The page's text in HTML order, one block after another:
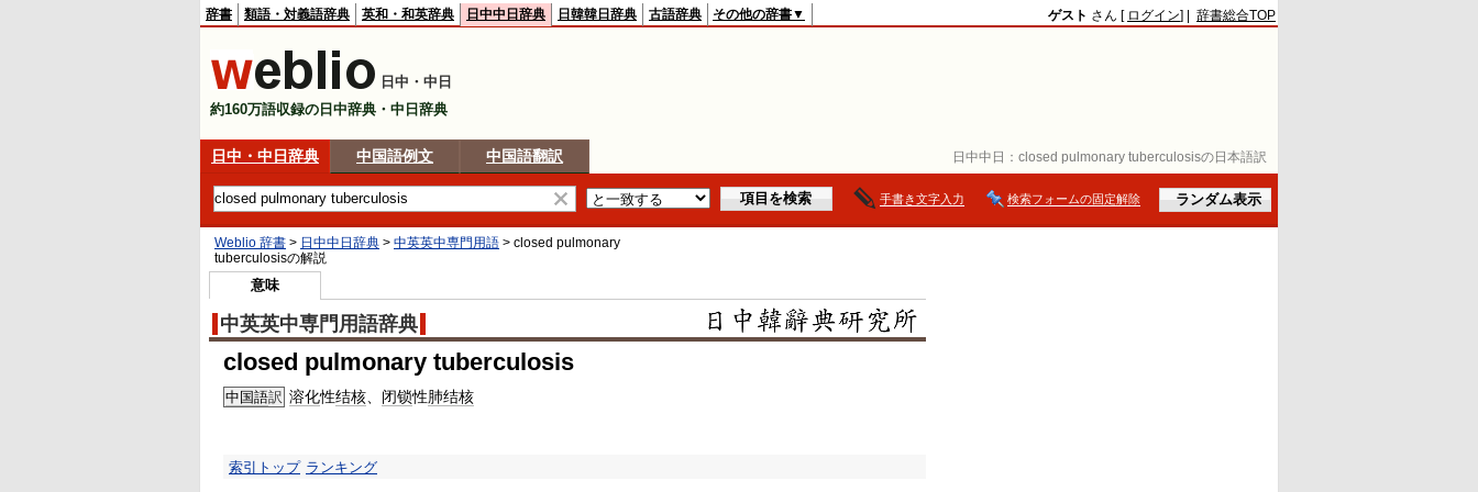
日中中日： closed pulmonary tuberculosisの日本語訳
辞書 類語・対義語辞典 英和・和英辞典 日中中日辞典 日韓韓日辞典 古語辞典 その他の辞書▼ ゲスト さん [ ログイン] | 辞書総合TOP
日中・中日
約160万語収録の日中辞典・中日辞典
日中・中日辞典 中国語例文 中国語翻訳
手書き文字入力 検索フォームの固定解除
Weblio 辞書 > 日中中日辞典 > 中英英中専門用語 > closed pulmonary
tuberculosisの解説
意味
中英英中専門用語辞典
closed pulmonary tuberculosis
中国語訳 溶化性结核 闭锁性肺结核
索引トップ ランキング